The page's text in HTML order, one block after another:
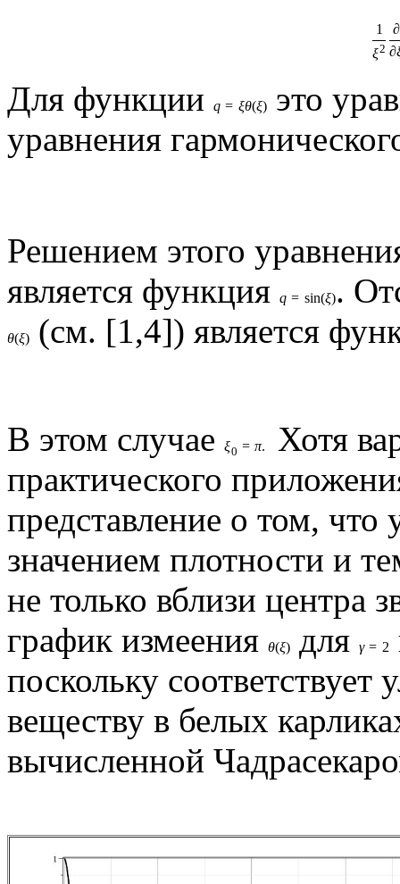
1
ξ2
∂
∂
Для функции q = ξθ(ξ)это
уравнения
Решением этого
является функция q = sin(ξ).
θ(ξ) (см. [1,4]) является
В этом случае ξ0 = π.
Хотя
практического
представление о том,
значением плотности и
не только вблизи центра
график измеения θ(ξ) для γ = 2
поскольку соответствует
веществу в белых
вычисленной